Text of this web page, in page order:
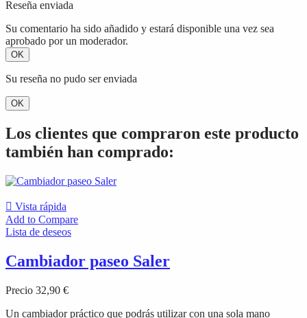
Reseña enviada
Su comentario ha sido añadido y estará disponible una vez sea
aprobado por un moderador.
OK
Su reseña no pudo ser enviada
OK
Los clientes que compraron este producto
también han comprado:
 Vista rápida
Add to Compare
Lista de deseos
Cambiador paseo Saler
Precio 32,90 €
Un cambiador práctico que podrás utilizar con una sola mano